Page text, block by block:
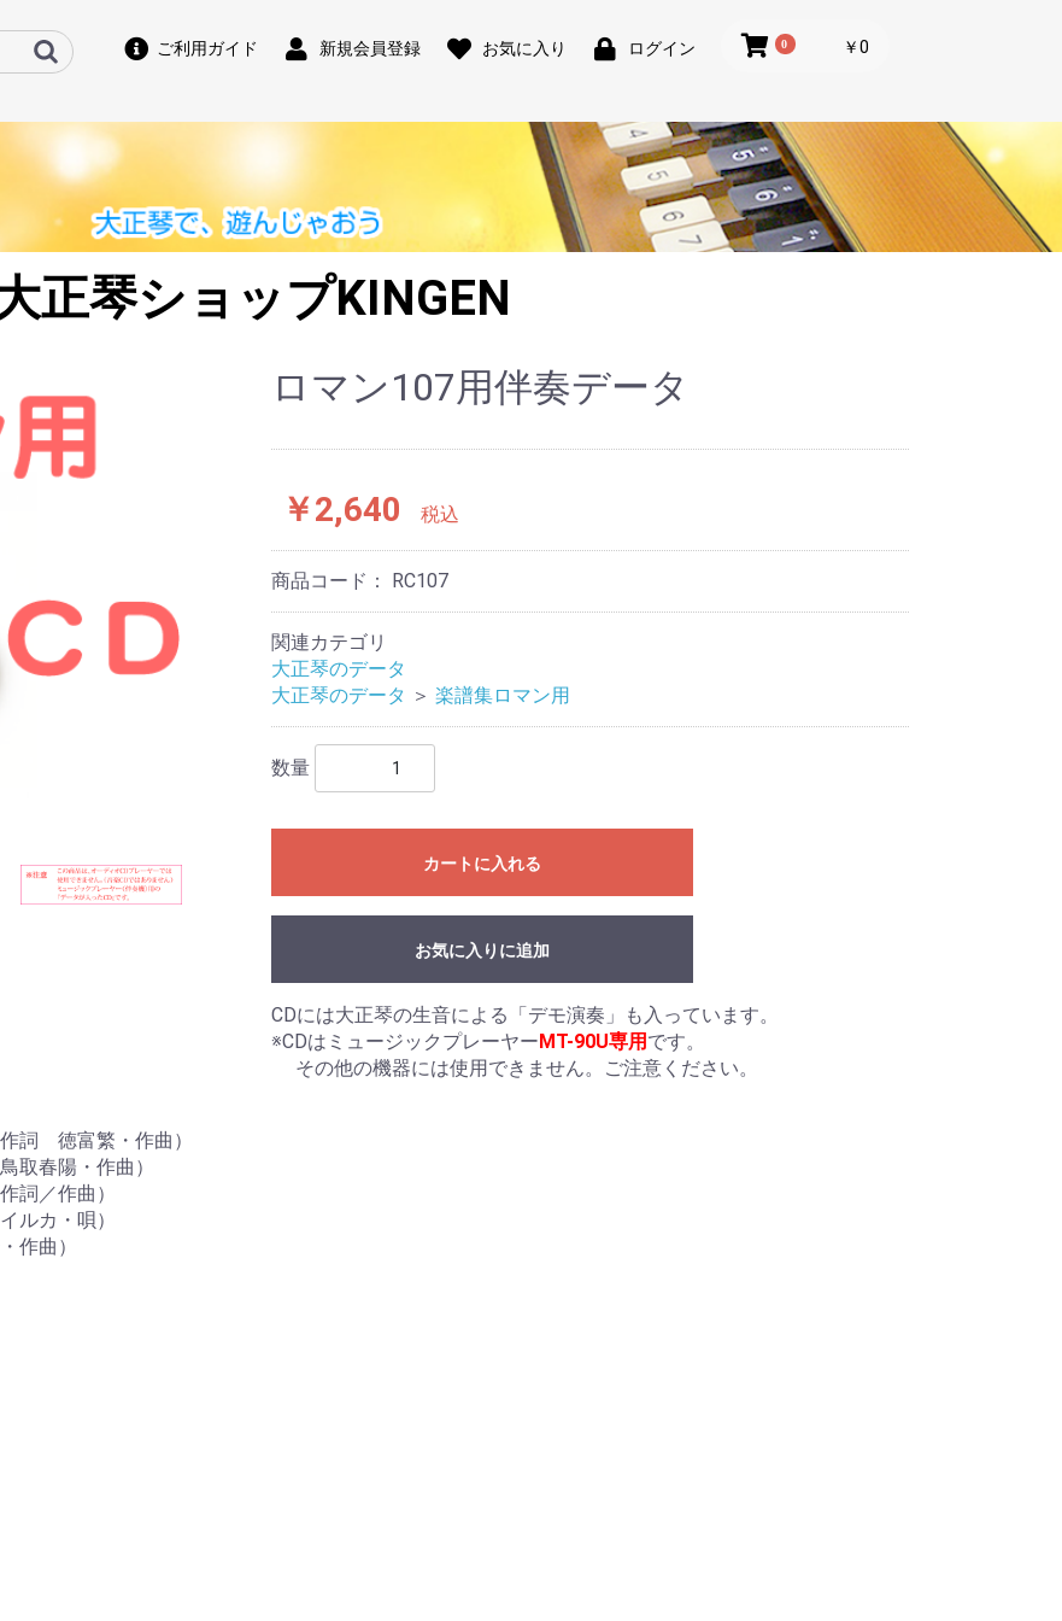
ご利用ガイド 新規会員登録 お気に入り ログイン 0 ￥0
正琴ショップKINGEN
ロマン107用伴奏データ
￥2,640 税込
商品コード： RC107
関連カテゴリ
大正琴のデータ
大正琴のデータ ＞ 楽譜集ロマン用
数量
カートに入れる
お気に入りに追加
CDには大正琴の生音による「デモ演奏」も入っています。
※CDはミュージックプレーヤー MT-90U専用 です。
その他の機器には使用できません。ご注意ください。
詞 徳富繁・作曲）
春陽・作曲）
詞／作曲）
カ・唄）
作曲）